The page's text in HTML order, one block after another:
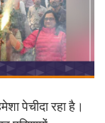
पेचीदा रहा है।